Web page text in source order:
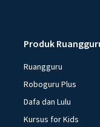
Produk
Ruangguru
Roboguru Plus
Dafa dan Lulu
Kursus for Kids